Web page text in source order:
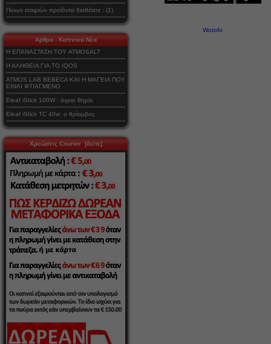
Ποιων εταιριών προϊόντα διαθέτετε ; (1)
Αρθρα - Καπνικά Νέα
Η ΕΠΑΝΑΣΤΑΣΗ ΤΟΥ ATMOSALT
Η ΑΛΗΘΕΙΑ ΓΙΑ ΤΟ IQOS
ATMOS LAB BEBECA ΚΑΙ Η ΜΑΓΕΙΑ ΠΟΥ
ΕΙΝΑΙ ΦΤΙΑΓΜΕΝΟ
Eleaf iStick 100W : άγριο θηρίο
Eleaf iStick TC 40w: ο θρίαμβος
Χρεώσεις Courier [δείτε]
Wotofo